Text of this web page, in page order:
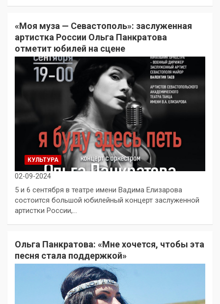
«Моя муза — Севастополь»: заслуженная
артистка России Ольга Панкратова
отметит юбилей на сцене
КУЛЬТУРА
02-09-2024
5 и 6 сентября в театре имени Вадима Елизарова
состоится большой юбилейный концерт заслуженной
артистки России,…
Ольга Панкратова: «Мне хочется, чтобы эта
песня стала поддержкой»